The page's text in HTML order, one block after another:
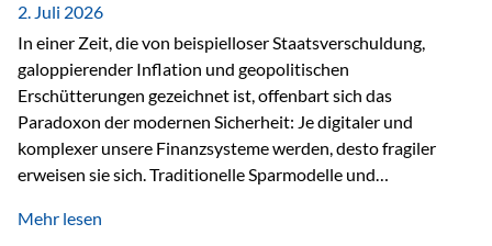
2. Juli 2026
In einer Zeit, die von beispielloser Staatsverschuldung,
galoppierender Inflation und geopolitischen
Erschütterungen gezeichnet ist, offenbart sich das
Paradoxon der modernen Sicherheit: Je digitaler und
komplexer unsere Finanzsysteme werden, desto fragiler
erweisen sie sich. Traditionelle Sparmodelle und
unumstößlich galten, versagen angesichts der expansiven
Mehr lesen